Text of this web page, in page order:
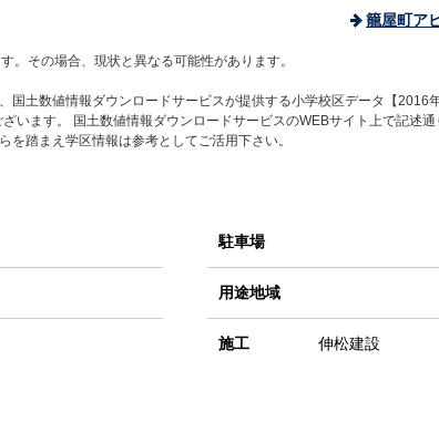
籠屋町ア
その場合、現状と異なる可能性があります。
国土数値情報ダウンロードサービスが提供する小学校区データ【
います。 国土数値情報ダウンロードサービスのWEBサイト上で記述
踏まえ学区情報は参考としてご活用下さい。
駐車場
用途地域
施工 伸松建設